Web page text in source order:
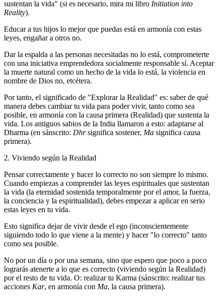
sustentan la vida" (si es necesario, mira mi libro Initiation into
Reality).
Educar a tus hijos lo mejor que puedas está en armonía con estas
leyes, engañar a otros no.
Dar la espalda a las personas necesitadas no lo está, comprometerte
con una iniciativa emprendedora socialmente responsable sí. Aceptar
la muerte natural como un hecho de la vida lo está, la violencia en
nombre de Dios no, etcétera.
Por tanto, el significado de "Explorar la Realidad" es: saber de qué
manera debes cambiar tu vida para poder vivir, tanto como sea
posible, en armonía con la causa primera (Realidad) que sustenta la
vida. Los antiguos sabios de la India llamaron a esto: adaptarse al
Dharma (en sánscrito: Dhrsignifica sostener, Ma significa causa
primera).
2. Viviendo según la Realidad
Pensar correctamente y hacer lo correcto no son siempre lo mismo.
Cuando empiezas a comprender las leyes espirituales que sustentan
la vida (la eternidad sostenida temporalmente por el amor, la fuerza,
la conciencia y la espiritualidad), debes empezar a aplicar en serio
estas leyes en tu vida.
Esto significa dejar de vivir desde el ego (inconscientemente
siguiendo todo lo que viene a la mente) y hacer "lo correcto" tanto
como sea posible.
No por un día o por una semana, sino que espero que poco a poco
lograrás atenerte a lo que es correcto (viviendo según la Realidad)
por el resto de tu vida. O: realizar tu Karma (sánscrito: realizar tus
acciones Kar, en armonía con Ma, la causa primera).